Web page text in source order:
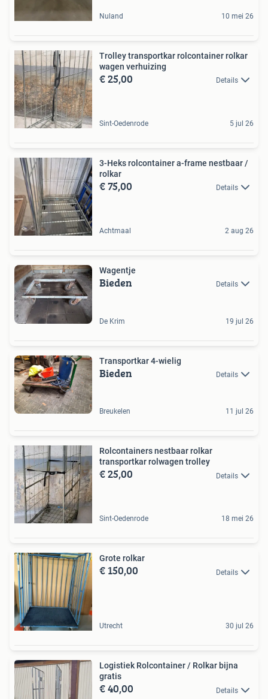
Nuland 10 mei 26
Trolley transportkar rolcontainer rolkar
wagen verhuizing
€ 25,00 Details
Sint-Oedenrode 5 jul 26
3-Heks rolcontainer a-frame nestbaar /
rolkar
€ 75,00 Details
Achtmaal 2 aug 26
Wagentje
Bieden Details
De Krim 19 jul 26
Transportkar 4-wielig
Bieden Details
Breukelen 11 jul 26
Rolcontainers nestbaar rolkar
transportkar rolwagen trolley
€ 25,00 Details
Sint-Oedenrode 18 mei 26
Grote rolkar
€ 150,00 Details
Utrecht 30 jul 26
Logistiek Rolcontainer / Rolkar bijna
gratis
€ 40,00 Details